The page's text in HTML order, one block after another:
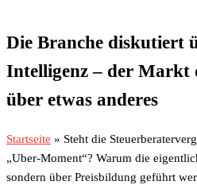
Die Branche diskutiert
Intelligenz – der Markt
über etwas anderes
Startseite » Steht die
„Uber-Moment“? Warum die
sondern über Preisbildung geführt